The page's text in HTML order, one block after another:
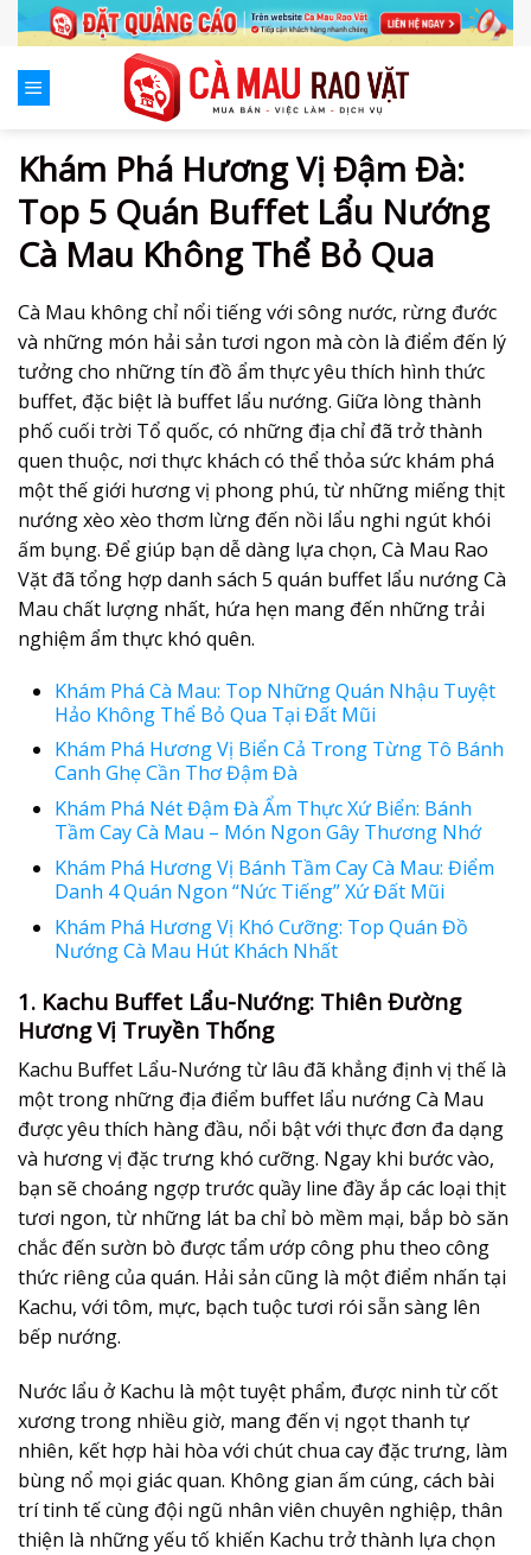
Skip
to
content
Khám Phá Hương Vị Đậm Đà:
Top 5 Quán Buffet Lẩu Nướng
Cà Mau Không Thể Bỏ Qua
Cà Mau không chỉ nổi tiếng với sông nước, rừng đước
và những món hải sản tươi ngon mà còn là điểm đến lý
tưởng cho những tín đồ ẩm thực yêu thích hình thức
buffet, đặc biệt là buffet lẩu nướng. Giữa lòng thành
phố cuối trời Tổ quốc, có những địa chỉ đã trở thành
quen thuộc, nơi thực khách có thể thỏa sức khám phá
một thế giới hương vị phong phú, từ những miếng thịt
nướng xèo xèo thơm lừng đến nồi lẩu nghi ngút khói
ấm bụng. Để giúp bạn dễ dàng lựa chọn, Cà Mau Rao
Vặt đã tổng hợp danh sách 5 quán buffet lẩu nướng Cà
Mau chất lượng nhất, hứa hẹn mang đến những trải
nghiệm ẩm thực khó quên.
Khám Phá Cà Mau: Top Những Quán Nhậu Tuyệt
Hảo Không Thể Bỏ Qua Tại Đất Mũi
Khám Phá Hương Vị Biển Cả Trong Từng Tô Bánh
Canh Ghẹ Cần Thơ Đậm Đà
Khám Phá Nét Đậm Đà Ẩm Thực Xứ Biển: Bánh
Tầm Cay Cà Mau – Món Ngon Gây Thương Nhớ
Khám Phá Hương Vị Bánh Tầm Cay Cà Mau: Điểm
Danh 4 Quán Ngon “Nức Tiếng” Xứ Đất Mũi
Khám Phá Hương Vị Khó Cưỡng: Top Quán Đồ
Nướng Cà Mau Hút Khách Nhất
1. Kachu Buffet Lẩu-Nướng: Thiên Đường
Hương Vị Truyền Thống
Kachu Buffet Lẩu-Nướng từ lâu đã khẳng định vị thế là
một trong những địa điểm buffet lẩu nướng Cà Mau
được yêu thích hàng đầu, nổi bật với thực đơn đa dạng
và hương vị đặc trưng khó cưỡng. Ngay khi bước vào,
bạn sẽ choáng ngợp trước quầy line đầy ắp các loại thịt
tươi ngon, từ những lát ba chỉ bò mềm mại, bắp bò săn
chắc đến sườn bò được tẩm ướp công phu theo công
thức riêng của quán. Hải sản cũng là một điểm nhấn tại
Kachu, với tôm, mực, bạch tuộc tươi rói sẵn sàng lên
bếp nướng.
Nước lẩu ở Kachu là một tuyệt phẩm, được ninh từ cốt
xương trong nhiều giờ, mang đến vị ngọt thanh tự
nhiên, kết hợp hài hòa với chút chua cay đặc trưng, làm
bùng nổ mọi giác quan. Không gian ấm cúng, cách bài
trí tinh tế cùng đội ngũ nhân viên chuyên nghiệp, thân
thiện là những yếu tố khiến Kachu trở thành lựa chọn